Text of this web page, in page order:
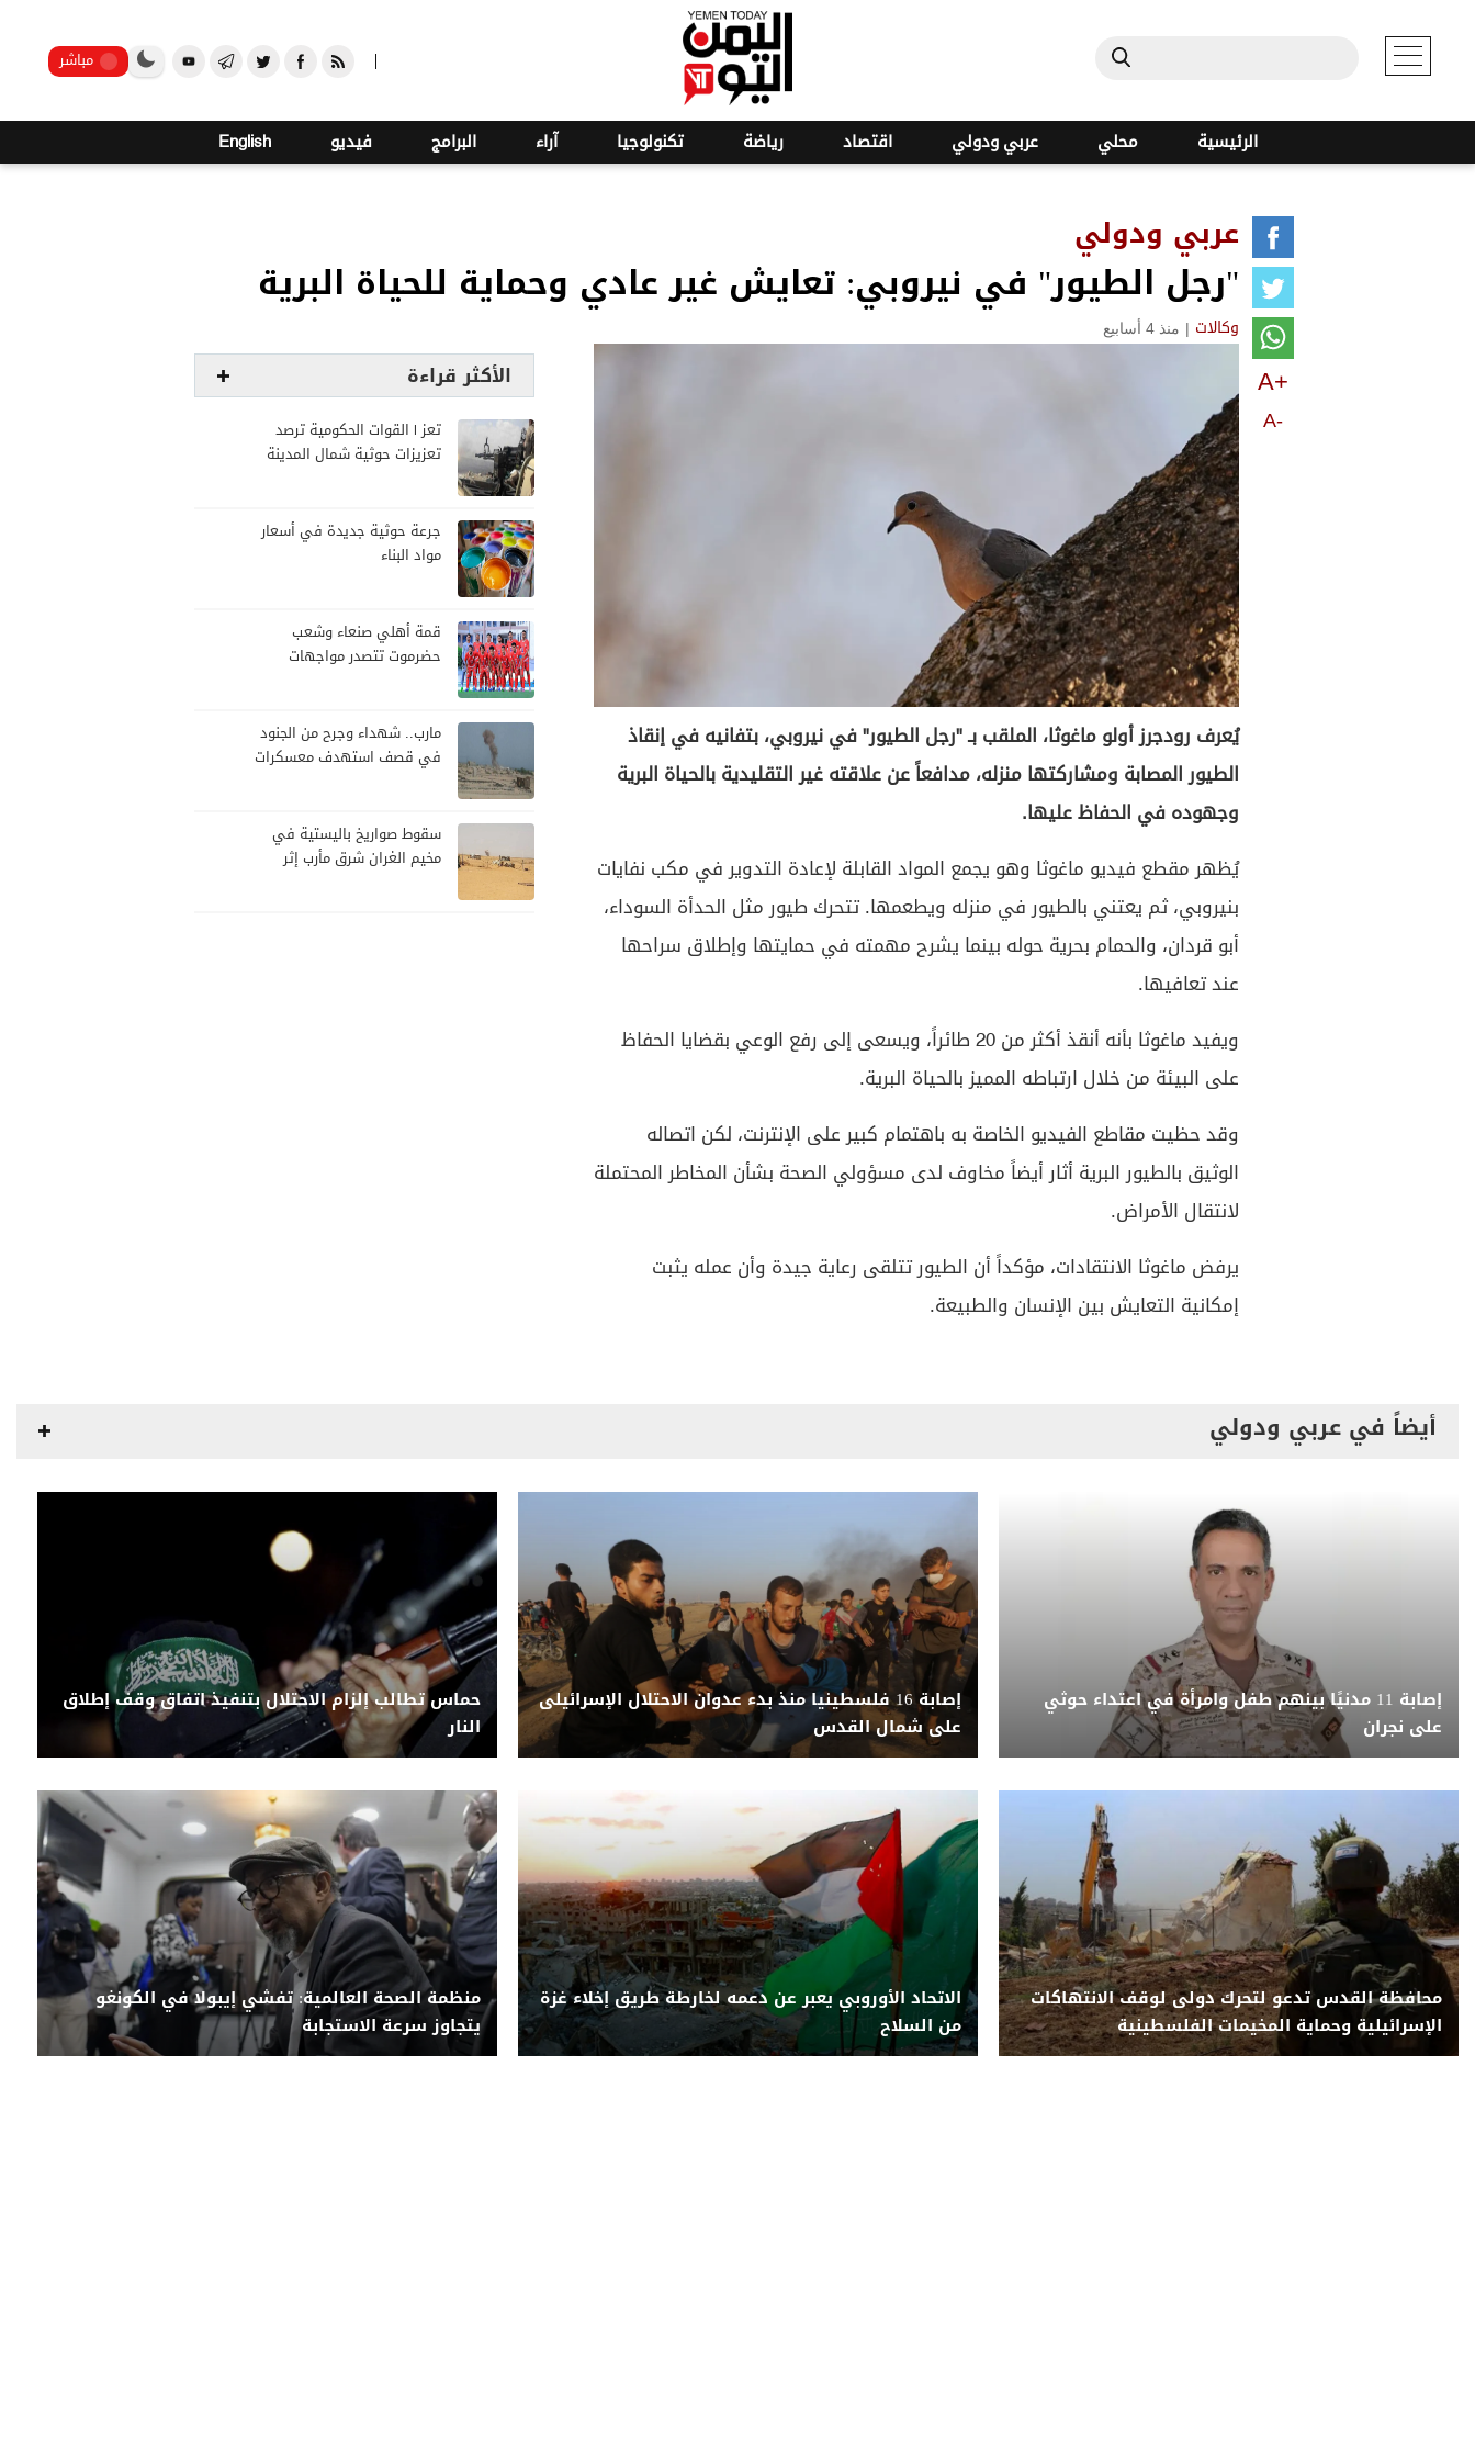
مباشر
الرئيسية محلي عربي ودولي اقتصاد رياضة تكنولوجيا آراء البرامج فيديو English
عربي ودولي
"رجل الطيور" في نيروبي: تعايش غير عادي وحماية للحياة البرية
وكالات | منذ 4 أسابيع
A+
A-
يُعرف رودجرز أولو ماغوثا، الملقب بـ "رجل الطيور" في نيروبي، بتفانيه في إنقاذ
الطيور المصابة ومشاركتها منزله، مدافعاً عن علاقته غير التقليدية بالحياة البرية
وجهوده في الحفاظ عليها.
يُظهر مقطع فيديو ماغوثا وهو يجمع المواد القابلة لإعادة التدوير في مكب نفايات
بنيروبي، ثم يعتني بالطيور في منزله ويطعمها. تتحرك طيور مثل الحدأة السوداء،
أبو قردان، والحمام بحرية حوله بينما يشرح مهمته في حمايتها وإطلاق سراحها
عند تعافيها.
ويفيد ماغوثا بأنه أنقذ أكثر من 20 طائراً، ويسعى إلى رفع الوعي بقضايا الحفاظ
على البيئة من خلال ارتباطه المميز بالحياة البرية.
وقد حظيت مقاطع الفيديو الخاصة به باهتمام كبير على الإنترنت، لكن اتصاله
الوثيق بالطيور البرية أثار أيضاً مخاوف لدى مسؤولي الصحة بشأن المخاطر المحتملة
لانتقال الأمراض.
يرفض ماغوثا الانتقادات، مؤكداً أن الطيور تتلقى رعاية جيدة وأن عمله يثبت
إمكانية التعايش بين الإنسان والطبيعة.
الأكثر قراءة
تعز | القوات الحكومية ترصد
تعزيزات حوثية شمال المدينة
جرعة حوثية جديدة في أسعار
مواد البناء
قمة أهلي صنعاء وشعب
حضرموت تتصدر مواجهات
مارب.. شهداء وجرح من الجنود
في قصف استهدف معسكرات
سقوط صواريخ باليستية في
مخيم الغران شرق مأرب إثر
أيضاً في عربي ودولي
إصابة 11 مدنيًا بينهم طفل وامرأة في اعتداء حوثي
على نجران
إصابة 16 فلسطينيا منذ بدء عدوان الاحتلال الإسرائيلى
على شمال القدس
حماس تطالب إلزام الاحتلال بتنفيذ اتفاق وقف إطلاق
النار
محافظة القدس تدعو لتحرك دولى لوقف الانتهاكات
الإسرائيلية وحماية المخيمات الفلسطينية
الاتحاد الأوروبي يعبر عن دعمه لخارطة طريق إخلاء غزة
من السلاح
منظمة الصحة العالمية: تفشي إيبولا في الكونغو
يتجاوز سرعة الاستجابة